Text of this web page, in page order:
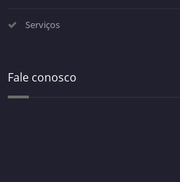
Serviços
Fale conosco